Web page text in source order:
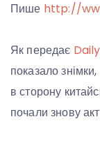
Пише http://
Як передає
показало
в сторону
почали знову